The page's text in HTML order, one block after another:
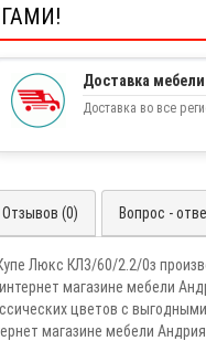
Доставка мебели
Доставка во все
Отзывов (0) Вопрос -
Люкс КЛ3/60/2.2/0з
магазине мебели
цветов с
магазине мебели